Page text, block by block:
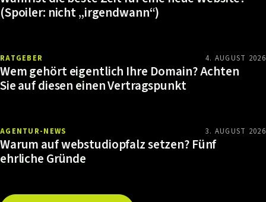
(Spoiler: nicht „irgendwann“)
RATGEBER 4. AUGUST 2026
Wem gehört eigentlich Ihre Domain? Achten
Sie auf diesen einen Vertragspunkt
AGENTUR-NEWS 3. AUGUST 2026
Warum auf webstudiopfalz setzen? Fünf
ehrliche Gründe